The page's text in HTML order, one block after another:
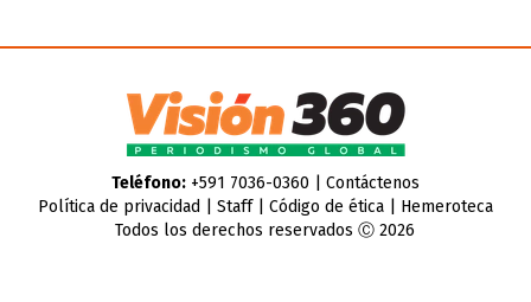
Teléfono:+591 7036-0360 | Contáctenos
Política de privacidad
Staff| Código de ética| Hemeroteca
Todos los derechos reservados Ⓒ 2026